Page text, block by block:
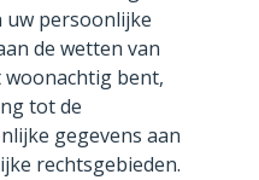
persoonlijke
de wetten van
bent,
tot de
gegevens aan
rechtsgebieden.